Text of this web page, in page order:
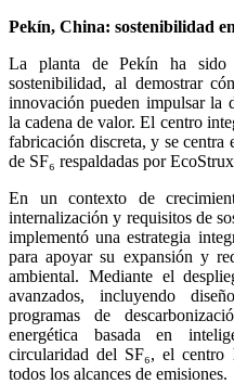
Pekín, China: sostenibilidad
La planta de Pekín ha sido
sostenibilidad, al demostrar
innovación pueden impulsar la
la cadena de valor. El centro
fabricación discreta, y se centra
de SF₆ respaldadas por
En un contexto de
internalización y requisitos de
implementó una estrategia
para apoyar su expansión y
ambiental. Mediante el
avanzados, incluyendo
programas de
energética basada en
circularidad del SF₆, el centro
todos los alcances de emisiones.